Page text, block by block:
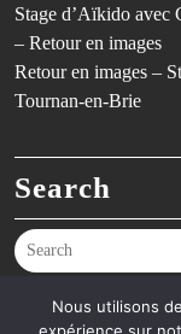
Stage d’Aïkido avec
– Retour en images
Retour en images –
Tournan-en-Brie
Search
Nous utilisons